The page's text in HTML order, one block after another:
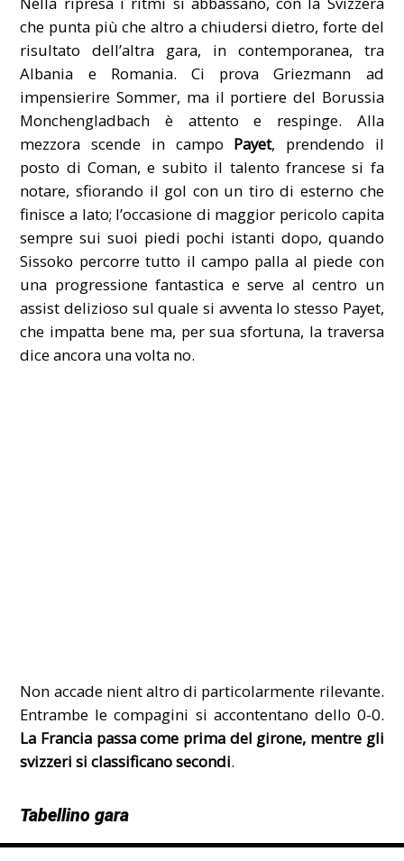
che punta più che altro a chiudersi dietro, forte del
risultato dell’altra gara, in contemporanea, tra
Albania e Romania. Ci prova Griezmann ad
impensierire Sommer, ma il portiere del Borussia
Monchengladbach è attento e respinge. Alla
mezzora scende in campo Payet, prendendo il
posto di Coman, e subito il talento francese si fa
notare, sfiorando il gol con un tiro di esterno che
finisce a lato; l’occasione di maggior pericolo capita
sempre sui suoi piedi pochi istanti dopo, quando
Sissoko percorre tutto il campo palla al piede con
una progressione fantastica e serve al centro un
assist delizioso sul quale si avventa lo stesso Payet,
che impatta bene ma, per sua sfortuna, la traversa
dice ancora una volta no.
Non accade nient altro di particolarmente rilevante.
Entrambe le compagini si accontentano dello 0-0.
La Francia passa come prima del girone, mentre gli
svizzeri si classificano secondi.
Tabellino gara